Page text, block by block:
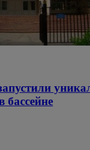
бассейне